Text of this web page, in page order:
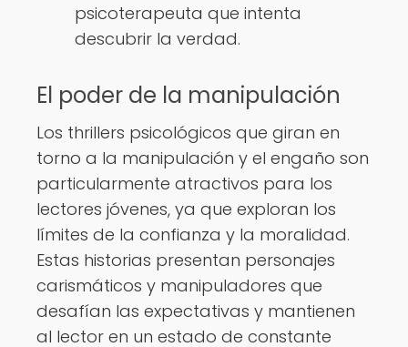
psicoterapeuta que intenta
descubrir la verdad.
El poder de la manipulación
Los thrillers psicológicos que giran en
torno a la manipulación y el engaño son
particularmente atractivos para los
lectores jóvenes, ya que exploran los
límites de la confianza y la moralidad.
Estas historias presentan personajes
carismáticos y manipuladores que
desafían las expectativas y mantienen
al lector en un estado de constante